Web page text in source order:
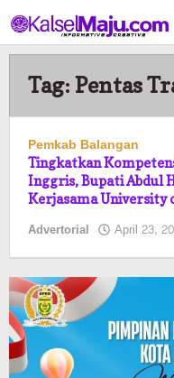
ke
konten
Tag: Pentas
Pemkab Balangan
Tingkatkan
Inggris, Bupati Abdul
Kerjasama University
Advertorial April 23,